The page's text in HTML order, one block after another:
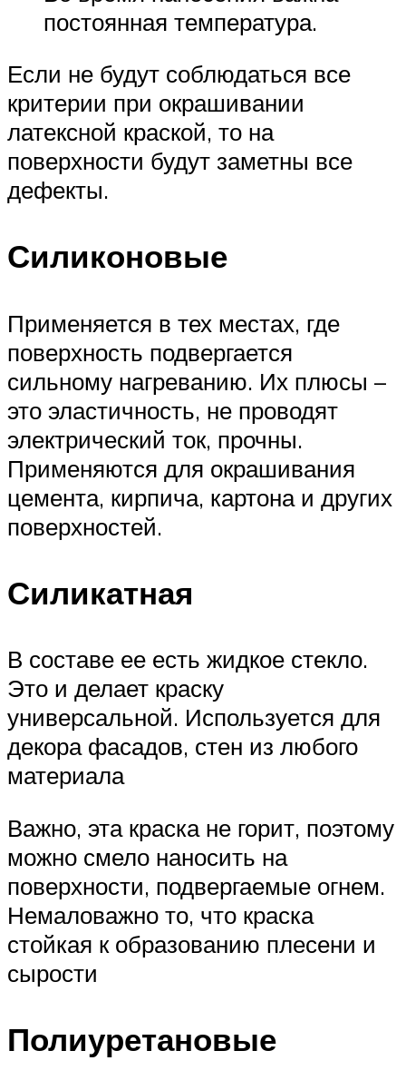
постоянная температура.
Если не будут соблюдаться все
критерии при окрашивании
латексной краской, то на
поверхности будут заметны все
дефекты.
Силиконовые
Применяется в тех местах, где
поверхность подвергается
сильному нагреванию. Их плюсы –
это эластичность, не проводят
электрический ток, прочны.
Применяются для окрашивания
цемента, кирпича, картона и других
поверхностей.
Силикатная
В составе ее есть жидкое стекло.
Это и делает краску
универсальной. Используется для
декора фасадов, стен из любого
материала
Важно, эта краска не горит, поэтому
можно смело наносить на
поверхности, подвергаемые огнем.
Немаловажно то, что краска
стойкая к образованию плесени и
сырости
Полиуретановые